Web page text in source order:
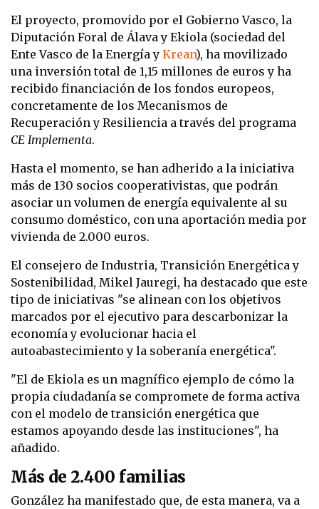
El proyecto, promovido por el Gobierno Vasco, la
Diputación Foral de Álava y Ekiola (sociedad del
Ente Vasco de la Energía y Krean), ha movilizado
una inversión total de 1,15 millones de euros y ha
recibido financiación de los fondos europeos,
concretamente de los Mecanismos de
Recuperación y Resiliencia a través del programa
CE Implementa.
Hasta el momento, se han adherido a la iniciativa
más de 130 socios cooperativistas, que podrán
asociar un volumen de energía equivalente al su
consumo doméstico, con una aportación media por
vivienda de 2.000 euros.
El consejero de Industria, Transición Energética y
Sostenibilidad, Mikel Jauregi, ha destacado que este
tipo de iniciativas "se alinean con los objetivos
marcados por el ejecutivo para descarbonizar la
economía y evolucionar hacia el
autoabastecimiento y la soberanía energética".
"El de Ekiola es un magnífico ejemplo de cómo la
propia ciudadanía se compromete de forma activa
con el modelo de transición energética que
estamos apoyando desde las instituciones", ha
añadido.
Más de 2.400 familias
González ha manifestado que, de esta manera, va a